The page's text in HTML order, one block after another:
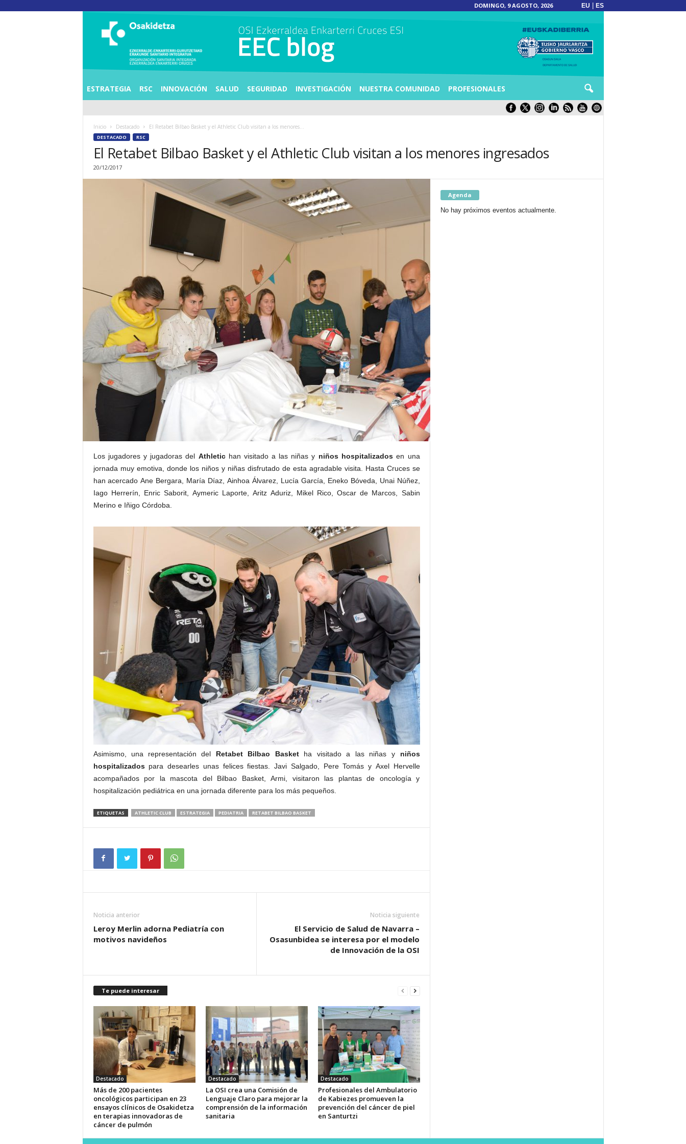
DOMINGO, 9 AGOSTO, 2026 EU ES
A
N
R
ESTRATEGIA RSC INNOVACIÓN SALUD SEGURIDAD INVESTIGACIÓN NUESTRA COMUNIDAD PROFESIONALES
Inicio Destacado El Retabet Bilbao Basket y el Athletic Club visitan a los menores...
DESTACADO RSC
El Retabet Bilbao Basket y el Athletic Club visitan a los menores ingresados
20/12/2017
Los jugadores y jugadoras del Athletichan visitado a las niñas y niños hospitalizadosen una
jornada muy emotiva, donde los niños y niñas disfrutado de esta agradable visita. Hasta Cruces se
han acercado Ane Bergara, María Díaz, Ainhoa Álvarez, Lucía García, Eneko Bóveda, Unai Núñez,
Iago Herrerín, Enric Saborit, Aymeric Laporte, Aritz Aduriz, Mikel Rico, Oscar de Marcos, Sabin
Merino e Iñigo Córdoba.
Asimismo, una representación del Retabet Bilbao Basketha visitado a las niñas y niños
hospitalizadospara desearles unas felices fiestas. Javi Salgado, Pere Tomás y Axel Hervelle
acompañados por la mascota del Bilbao Basket, Armi, visitaron las plantas de oncología y
hospitalización pediátrica en una jornada diferente para los más pequeños.
ETIQUETAS ATHLETIC CLUB ESTRATEGIA PEDIATRIA RETABET BILBAO BASKET
Noticia anterior
Leroy Merlin adorna Pediatría con
motivos navideños
Noticia siguiente
El Servicio de Salud de Navarra –
Osasunbidea se interesa por el modelo
de Innovación de la OSI
Te puede interesar
Destacado
Más de 200 pacientes
oncológicos participan en 23
ensayos clínicos de Osakidetza
en terapias innovadoras de
cáncer de pulmón
Destacado
La OSI crea una Comisión de
Lenguaje Claro para mejorar la
comprensión de la información
sanitaria
Destacado
Profesionales del Ambulatorio
de Kabiezes promueven la
prevención del cáncer de piel
en Santurtzi
Agenda
No hay próximos eventos actualmente.